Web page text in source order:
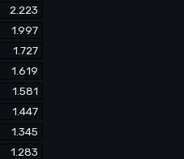
2.223
1.997
1.727
1.619
1.581
1.447
1.345
1.283